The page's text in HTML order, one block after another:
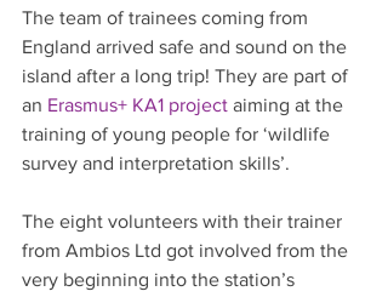
The team of trainees coming from
England arrived safe and sound on the
island after a long trip! They are part of
an Erasmus+ KA1 project aiming at the
training of young people for ‘wildlife
survey and interpretation skills’.
The eight volunteers with their trainer
from Ambios Ltd got involved from the
very beginning into the station’s